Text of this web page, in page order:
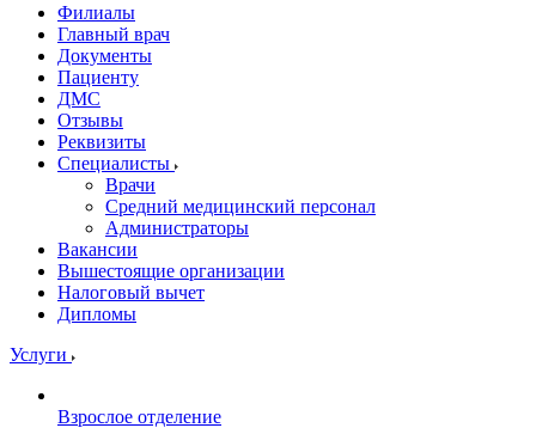
Филиалы
Главный врач
Документы
Пациенту
ДМС
Отзывы
Реквизиты
Специалисты
Врачи
Средний медицинский персонал
Администраторы
Вакансии
Вышестоящие организации
Налоговый вычет
Дипломы
Услуги
Взрослое отделение